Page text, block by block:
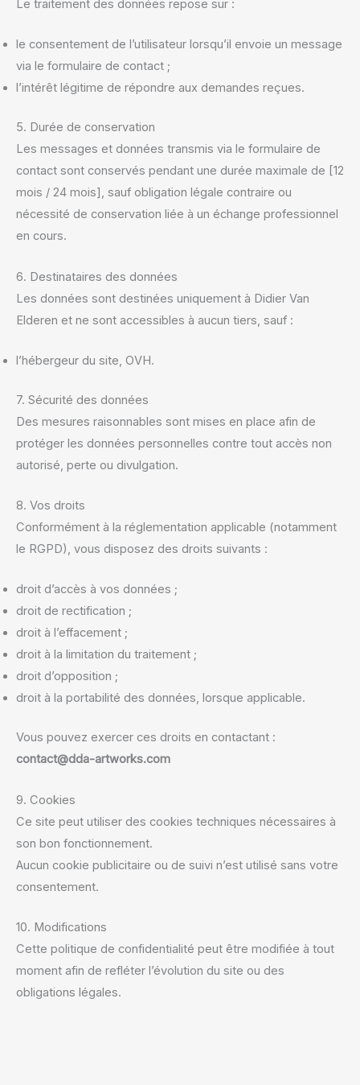
Le traitement des données repose sur :
le consentement de l’utilisateur lorsqu’il envoie un message
via le formulaire de contact ;
l’intérêt légitime de répondre aux demandes reçues.
5. Durée de conservation
Les messages et données transmis via le formulaire de
contact sont conservés pendant une durée maximale de [12
mois / 24 mois], sauf obligation légale contraire ou
nécessité de conservation liée à un échange professionnel
en cours.
6. Destinataires des données
Les données sont destinées uniquement à Didier Van
Elderen et ne sont accessibles à aucun tiers, sauf :
l’hébergeur du site, OVH.
7. Sécurité des données
Des mesures raisonnables sont mises en place afin de
protéger les données personnelles contre tout accès non
autorisé, perte ou divulgation.
8. Vos droits
Conformément à la réglementation applicable (notamment
le RGPD), vous disposez des droits suivants :
droit d’accès à vos données ;
droit de rectification ;
droit à l’effacement ;
droit à la limitation du traitement ;
droit d’opposition ;
droit à la portabilité des données, lorsque applicable.
Vous pouvez exercer ces droits en contactant :
contact@dda-artworks.com
9. Cookies
Ce site peut utiliser des cookies techniques nécessaires à
son bon fonctionnement.
Aucun cookie publicitaire ou de suivi n’est utilisé sans votre
consentement.
10. Modifications
Cette politique de confidentialité peut être modifiée à tout
moment afin de refléter l’évolution du site ou des
obligations légales.